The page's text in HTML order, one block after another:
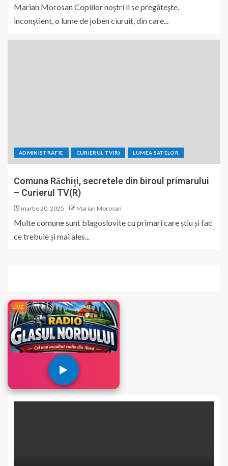
Marian Morosan Copiilor noştri li se pregăteşte,
inconştient, o lume de joben ciuruit, din care...
ADMINISTRATIE CURIERUL TV(R) LUMEA SATELOR
Comuna Răchiți, secretele din biroul primarului
– Curierul TV(R)
martie 20, 2025 Marian Morosan
Multe comune sunt blagoslovite cu primari care știu și fac
ce trebuie și mai ales...
LIVE
▶️